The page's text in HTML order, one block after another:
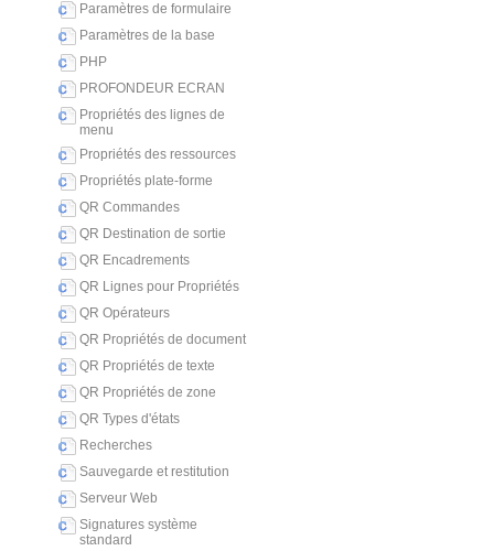
Paramètres de formulaire
Paramètres de la base
PHP
PROFONDEUR ECRAN
Propriétés des lignes de
menu
Propriétés des ressources
Propriétés plate-forme
QR Commandes
QR Destination de sortie
QR Encadrements
QR Lignes pour Propriétés
QR Opérateurs
QR Propriétés de document
QR Propriétés de texte
QR Propriétés de zone
QR Types d'états
Recherches
Sauvegarde et restitution
Serveur Web
Signatures système
standard